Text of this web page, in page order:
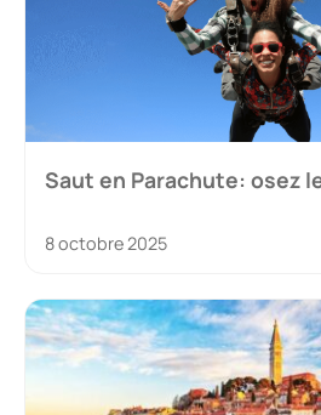
Saut en Parachute: osez
8 octobre 2025